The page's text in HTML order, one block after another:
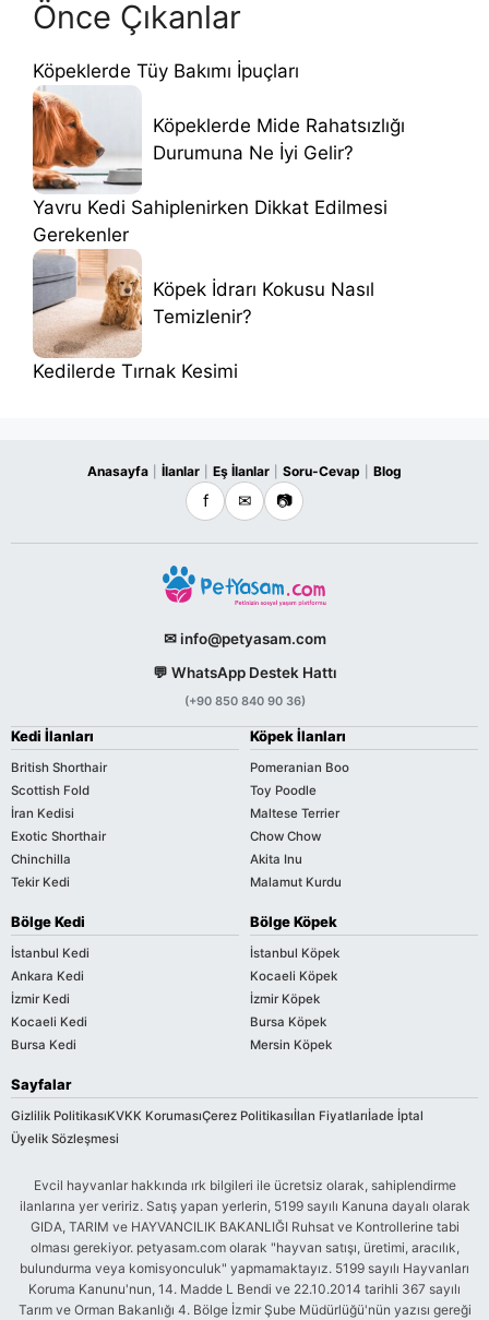
Önce Çıkanlar
Köpeklerde Tüy Bakımı İpuçları
Köpeklerde Mide Rahatsızlığı
Durumuna Ne İyi Gelir?
Yavru Kedi Sahiplenirken Dikkat Edilmesi
Gerekenler
Köpek İdrarı Kokusu Nasıl
Temizlenir?
Kedilerde Tırnak Kesimi
Anasayfa İlanlar Eş İlanlar Soru-Cevap Blog
f ✉ 📷
✉ info@petyasam.com
💬 WhatsApp Destek Hattı
(+90 850 840 90 36)
Kedi İlanları
British Shorthair
Scottish Fold
İran Kedisi
Exotic Shorthair
Chinchilla
Tekir Kedi
Köpek İlanları
Pomeranian Boo
Toy Poodle
Maltese Terrier
Chow Chow
Akita Inu
Malamut Kurdu
Bölge Kedi
İstanbul Kedi
Ankara Kedi
İzmir Kedi
Kocaeli Kedi
Bursa Kedi
Bölge Köpek
İstanbul Köpek
Kocaeli Köpek
İzmir Köpek
Bursa Köpek
Mersin Köpek
Sayfalar
Gizlilik PolitikasıKVKK KorumasıÇerez Politikasıİlan Fiyatlarıİade İptal
Üyelik Sözleşmesi
Evcil hayvanlar hakkında ırk bilgileri ile ücretsiz olarak, sahiplendirme
ilanlarına yer veririz. Satış yapan yerlerin, 5199 sayılı Kanuna dayalı olarak
GIDA, TARIM ve HAYVANCILIK BAKANLIĞI Ruhsat ve Kontrollerine tabi
olması gerekiyor. petyasam.com olarak "hayvan satışı, üretimi, aracılık,
bulundurma veya komisyonculuk" yapmamaktayız. 5199 sayılı Hayvanları
Koruma Kanunu'nun, 14. Madde L Bendi ve 22.10.2014 tarihli 367 sayılı
Tarım ve Orman Bakanlığı 4. Bölge İzmir Şube Müdürlüğü'nün yazısı gereği